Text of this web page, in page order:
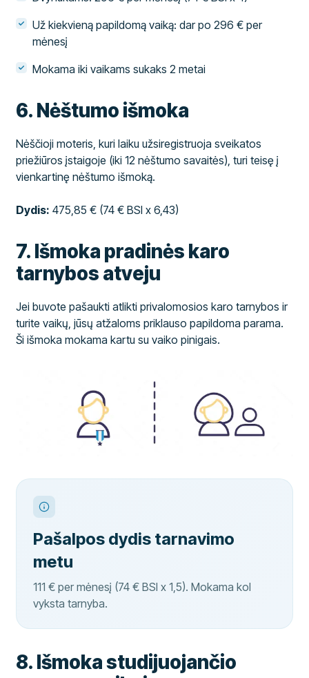
Už kiekvieną papildomą vaiką: dar po 296 € per
mėnesį
Mokama iki vaikams sukaks 2 metai
6. Nėštumo išmoka
Nėščioji moteris, kuri laiku užsiregistruoja sveikatos
priežiūros įstaigoje (iki 12 nėštumo savaitės), turi teisę į
vienkartinę nėštumo išmoką.
Dydis: 475,85 € (74 € BSI x 6,43)
7. Išmoka pradinės karo
tarnybos atveju
Jei buvote pašaukti atlikti privalomosios karo tarnybos ir
turite vaikų, jūsų atžaloms priklauso papildoma parama.
Ši išmoka mokama kartu su vaiko pinigais.
Pašalpos dydis tarnavimo
metu
111 € per mėnesį (74 € BSI x 1,5). Mokama kol
vyksta tarnyba.
8. Išmoka studijuojančio